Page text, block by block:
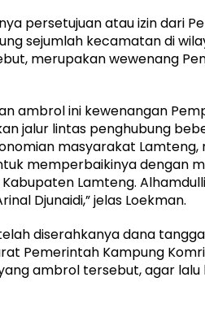
persetujuan atau izin dari
sejumlah kecamatan di
merupakan wewenang
ambrol ini kewenangan
jalur lintas penghubung
masyarakat Lamteng,
memperbaikinya dengan
Lamteng.
Djunaidi,” jelas Loekman.
diserahkanya dana
Pemerintah Kampung
ambrol tersebut, agar lalu